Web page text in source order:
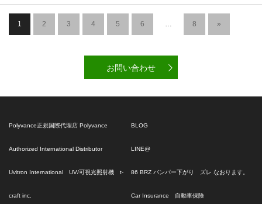
1 2 3 4 5 6 … 8 »
お問い合わせ
Polyvance正規国際代理店 Polyvance
Authorized International Distributor
Uvitron International UV/可視光照射機 t-
craft inc.
BLOG
LINE@
86 BRZ バンパー下がり ズレ なおります。
Car Insurance 自動車保険